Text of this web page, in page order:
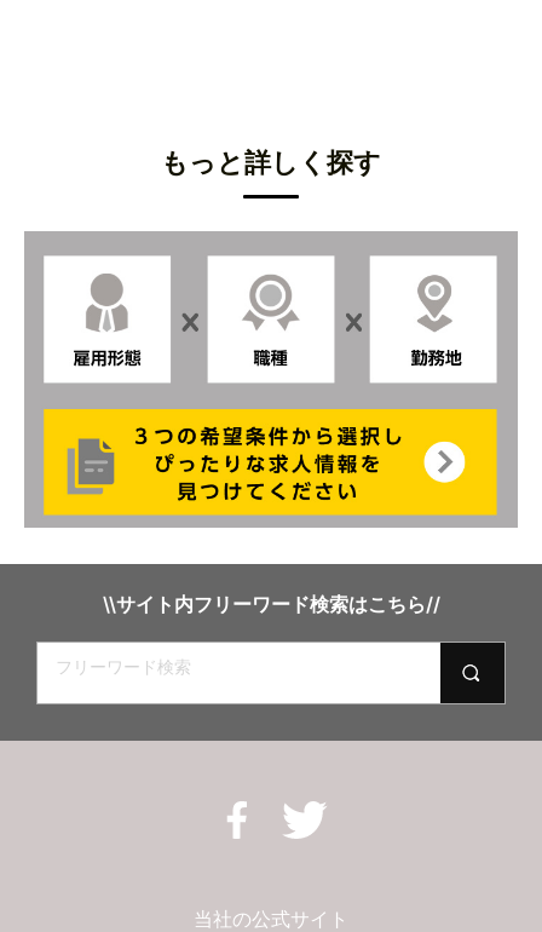
結婚市場・レストランのレセプションスタッフ
結婚式場のカフェレストランの接客サービス
結婚式場のウェディングプランナー
結婚式場のウェディングプランナーの事務アシスタン
結婚式場のウェディングプランナーアシスタント
結婚式場の調理補助スタッフ
ウェディングドレスコーディネーター
カフェラウンジのパティシエアシスタントスタッフ
大阪府南部（泉州エリア）
神戸市内
神戸市中央区
京都市内
奈良県奈良市
もっと詳しく探す
\\サイト内フリーワード検索はこちら//
当社の公式サイト